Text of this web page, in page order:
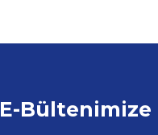
E-Bültenimize